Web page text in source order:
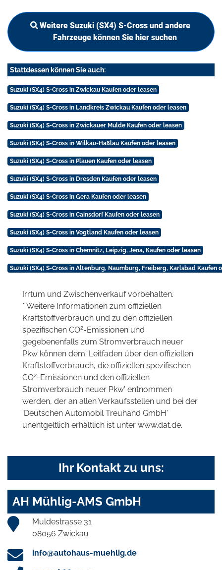
Weitere Suzuki (SX4) S-Cross und andere
Fahrzeuge können Sie hier suchen
Stattdessen können Sie auch:
Suzuki (SX4) S-Cross in Zwickau Kaufen oder leasen
Suzuki (SX4) S-Cross in Landkreis Zwickau Kaufen oder leasen
Suzuki (SX4) S-Cross in Zwickauer Mulde Kaufen oder leasen
Suzuki (SX4) S-Cross in Wilkau-Haßlau Kaufen oder leasen
Suzuki (SX4) S-Cross in Plauen Kaufen oder leasen
Suzuki (SX4) S-Cross in Dresden Kaufen oder leasen
Suzuki (SX4) S-Cross in Gera Kaufen oder leasen
Suzuki (SX4) S-Cross in Cainsdorf Kaufen oder leasen
Suzuki (SX4) S-Cross in Vogtland Kaufen oder leasen
Suzuki (SX4) S-Cross in Chemnitz, Leipzig, Jena, Kaufen oder leasen
Suzuki (SX4) S-Cross in Altenburg, Naumburg, Freiberg, Karlsbad Kaufen
Irrtum und Zwischenverkauf vorbehalten.
* Weitere Informationen zum offiziellen
Kraftstoffverbrauch und zu den offiziellen
spezifischen CO2-Emissionen und
gegebenenfalls zum Stromverbrauch neuer
Pkw können dem 'Leitfaden über den offiziellen
Kraftstoffverbrauch, die offiziellen spezifischen
CO2-Emissionen und den offiziellen
Stromverbrauch neuer Pkw' entnommen
werden, der an allen Verkaufsstellen und bei der
'Deutschen Automobil Treuhand GmbH'
unentgeltlich erhältlich ist unter www.dat.de.
Ihr Kontakt zu uns:
AH Mühlig-AMS GmbH
Muldestrasse 31
08056 Zwickau
info@autohaus-muehlig.de